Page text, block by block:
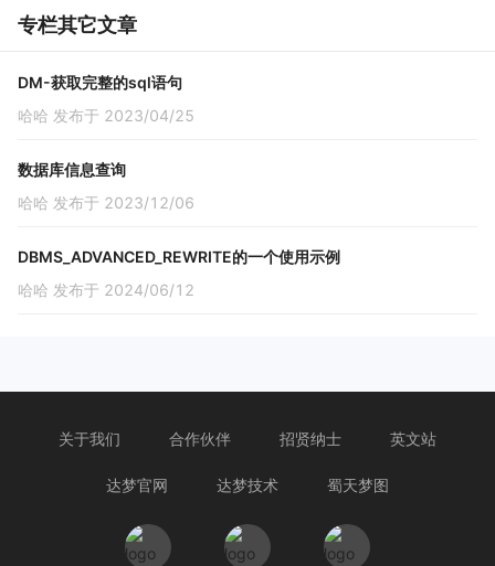
专栏其它文章
DM-获取完整的sql语句
哈哈 发布于 2023/04/25
数据库信息查询
哈哈 发布于 2023/12/06
DBMS_ADVANCED_REWRITE的一个使用示例
哈哈 发布于 2024/06/12
关于我们 合作伙伴 招贤纳士 英文站
达梦官网 达梦技术 蜀天梦图